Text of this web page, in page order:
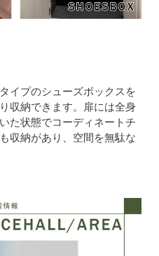
イプのシューズボックスを
収納できます。扉には全身
た状態でコーディネートチ
収納があり、空間を無駄な